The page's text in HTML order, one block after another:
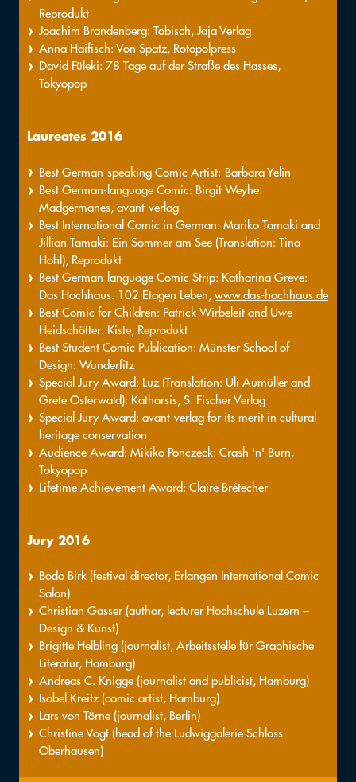
Reprodukt
Joachim Brandenberg: Tobisch, Jaja Verlag
Anna Haifisch: Von Spatz, Rotopolpress
David Füleki: 78 Tage auf der Straße des Hasses,
Tokyopop
Laureates 2016
Best German-speaking Comic Artist: Barbara Yelin
Best German-language Comic: Birgit Weyhe:
Madgermanes, avant-verlag
Best International Comic in German: Mariko Tamaki and
Jillian Tamaki: Ein Sommer am See (Translation: Tina
Hohl), Reprodukt
Best German-language Comic Strip: Katharina Greve:
Das Hochhaus. 102 Etagen Leben, www.das-hochhaus.de
Best Comic for Children: Patrick Wirbeleit and Uwe
Heidschötter: Kiste, Reprodukt
Best Student Comic Publication: Münster School of
Design: Wunderfitz
Special Jury Award: Luz (Translation: Uli Aumüller and
Grete Osterwald): Katharsis, S. Fischer Verlag
Special Jury Award: avant-verlag for its merit in cultural
heritage conservation
Audience Award: Mikiko Ponczeck: Crash 'n' Burn,
Tokyopop
Lifetime Achievement Award: Claire Brétecher
Jury 2016
Bodo Birk (festival director, Erlangen International Comic
Salon)
Christian Gasser (author, lecturer Hochschule Luzern –
Design & Kunst)
Brigitte Helbling (journalist, Arbeitsstelle für Graphische
Literatur, Hamburg)
Andreas C. Knigge (journalist and publicist, Hamburg)
Isabel Kreitz (comic artist, Hamburg)
Lars von Törne (journalist, Berlin)
Christine Vogt (head of the Ludwiggalerie Schloss
Oberhausen)